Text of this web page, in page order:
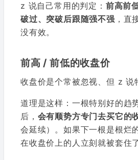
z 说自己常用的判定： 前高前
破过、突破后跟随强不强 ，直
没有效。
前高 / 前低的收盘价
收盘价是个常被忽视、但 z 说
道理是这样：一根特别好的趋
后， 会有顺势方专门去买它的
会延续）。如果下一根是根烂
在收盘价上的人立刻就被套住了